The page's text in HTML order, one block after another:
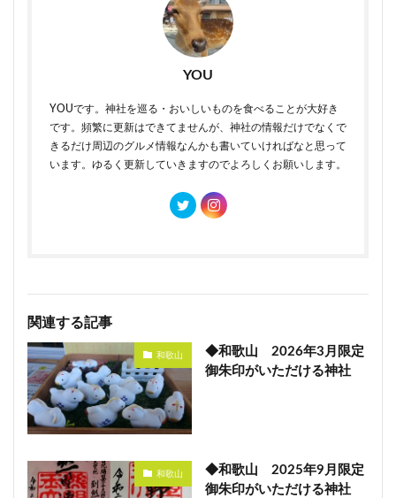
YOU
YOUです。神社を巡る・おいしいものを食べることが大好き
です。頻繁に更新はできてませんが、神社の情報だけでなくで
きるだけ周辺のグルメ情報なんかも書いていければなと思って
います。ゆるく更新していきますのでよろしくお願いします。
関連する記事
和歌山
◆和歌山 2026年3月限定
御朱印がいただける神社
和歌山
◆和歌山 2025年9月限定
御朱印がいただける神社